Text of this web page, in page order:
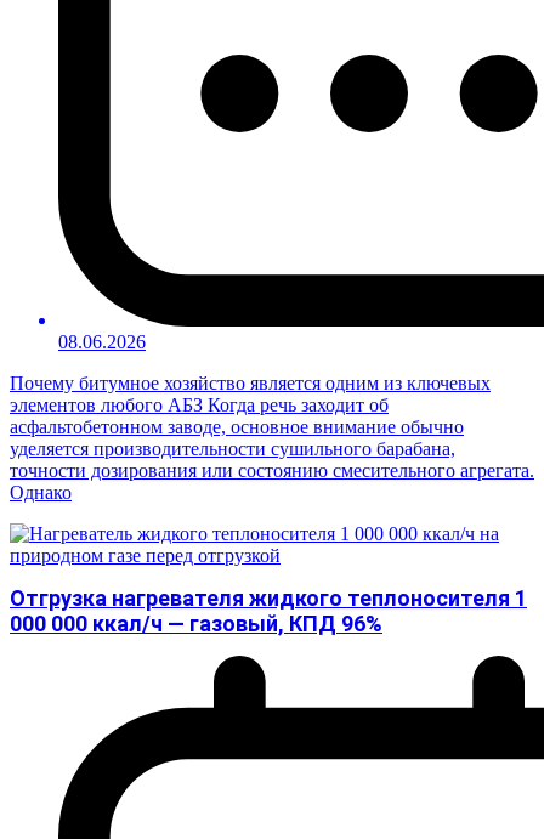
08.06.2026
Почему битумное хозяйство является одним из ключевых
элементов любого АБЗ Когда речь заходит об
асфальтобетонном заводе, основное внимание обычно
уделяется производительности сушильного барабана,
точности дозирования или состоянию смесительного агрегата.
Однако
Отгрузка нагревателя жидкого теплоносителя 1
000 000 ккал/ч — газовый, КПД 96%